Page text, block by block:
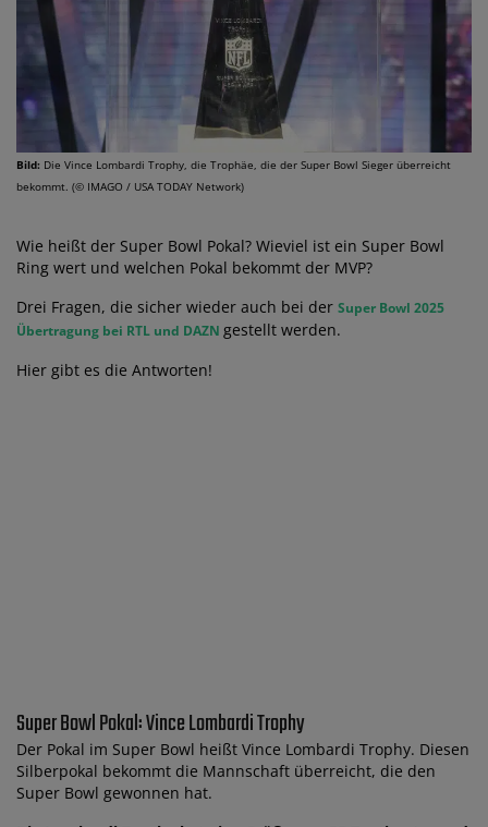
Bild: Die Vince Lombardi Trophy, die Trophäe, die der Super Bowl Sieger überreicht
bekommt. (© IMAGO / USA TODAY Network)
Wie heißt der Super Bowl Pokal? Wieviel ist ein Super Bowl
Ring wert und welchen Pokal bekommt der MVP?
Drei Fragen, die sicher wieder auch bei der Super Bowl 2025
Übertragung bei RTL und DAZN gestellt werden.
Hier gibt es die Antworten!
Super Bowl Pokal: Vince Lombardi Trophy
Der Pokal im Super Bowl heißt Vince Lombardi Trophy. Diesen
Silberpokal bekommt die Mannschaft überreicht, die den
Super Bowl gewonnen hat.